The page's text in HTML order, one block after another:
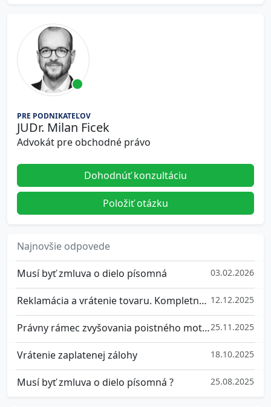
PRE PODNIKATEĽOV
JUDr. Milan Ficek
Advokát pre obchodné právo
Dohodnúť konzultáciu
Položiť otázku
Najnovšie odpovede
Musí byť zmluva o dielo písomná 03.02.2026
Reklamácia a vrátenie tovaru. Kompletný prehľad práv 12.12.2025
Právny rámec zvyšovania poistného motorových vozidiel na Slovensku25.11.2025
Vrátenie zaplatenej zálohy 18.10.2025
Musí byť zmluva o dielo písomná ? 25.08.2025